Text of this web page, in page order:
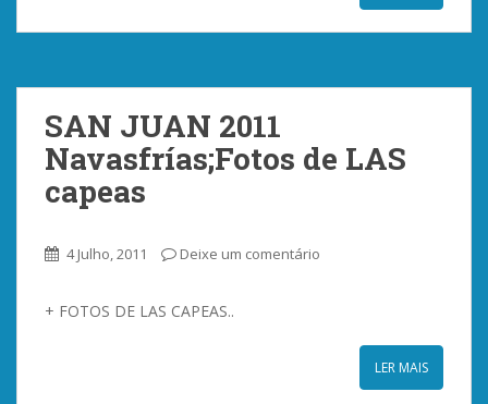
SAN JUAN 2011
Navasfrías;Fotos de LAS
capeas
4 Julho, 2011 Deixe um comentário
+ FOTOS DE LAS CAPEAS..
LER MAIS